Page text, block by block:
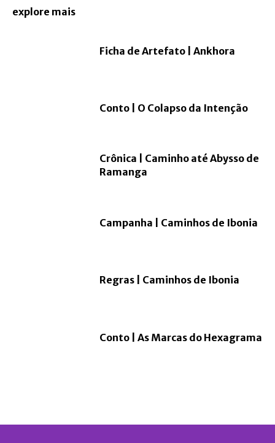
explore mais
Ficha de Artefato | Ankhora
Conto | O Colapso da Intenção
Crônica | Caminho até Abysso de
Ramanga
Campanha | Caminhos de Ibonia
Regras | Caminhos de Ibonia
Conto | As Marcas do Hexagrama